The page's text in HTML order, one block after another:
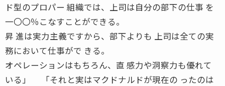
ド型のプロパー 組織では、上司は自分の部下の仕事 を
一〇〇％こなすことができる。
昇 進は実力主義ですから、部下よりも 上司は全ての実
務において仕事がで きる。
オペレーションはもちろん、直 感力や洞察力も優れて
いる」 「それと実はマクドナルドが現在の ったのは